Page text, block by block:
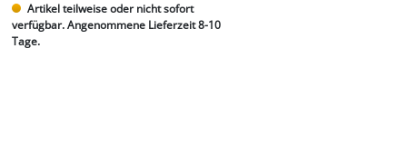
Artikel teilweise oder nicht sofort
verfügbar. Angenommene Lieferzeit 8-10
Tage.